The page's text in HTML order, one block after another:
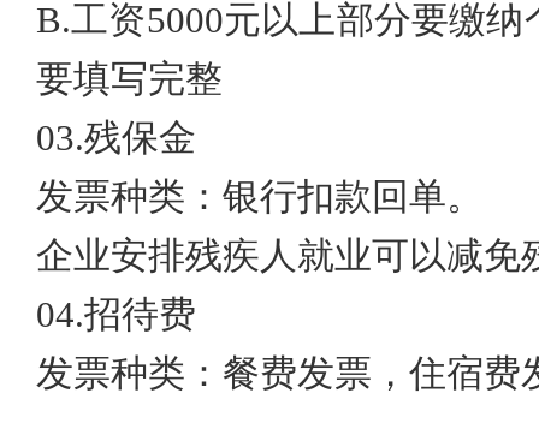
B.工资5000元以上部分要缴
要填写完整
03.残保金
发票种类：银行扣款回单。
企业安排残疾人就业可以减免
04.招待费
发票种类：餐费发票，住宿费